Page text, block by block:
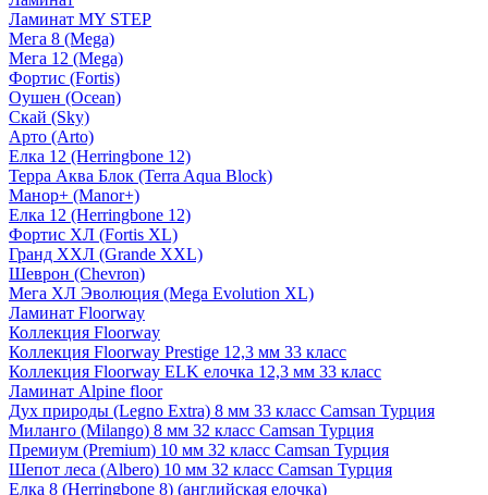
Ламинат MY STEP
Мега 8 (Mega)
Мега 12 (Mega)
Фортис (Fortis)
Оушен (Ocean)
Скай (Sky)
Арто (Arto)
Елка 12 (Herringbone 12)
Терра Аква Блок (Terra Aqua Block)
Манор+ (Manor+)
Елка 12 (Herringbone 12)
Фортис ХЛ (Fortis XL)
Гранд ХХЛ (Grande XXL)
Шеврон (Chevron)
Мега ХЛ Эволюция (Mega Evolution XL)
Ламинат Floorway
Коллекция Floorway
Коллекция Floorway Prestige 12,3 мм 33 класс
Коллекция Floorway ELK елочка 12,3 мм 33 класс
Ламинат Alpine floor
Дух природы (Legno Extra) 8 мм 33 класс Camsan Турция
Миланго (Milango) 8 мм 32 класс Camsan Турция
Премиум (Premium) 10 мм 32 класс Camsan Турция
Шепот леса (Albero) 10 мм 32 класс Camsan Турция
Елка 8 (Herringbone 8) (английская елочка)